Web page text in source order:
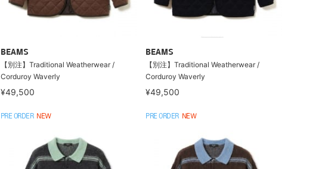
BEAMS
【別注】Traditional Weatherwear /
Corduroy Waverly
¥49,500
BEAMS
【別注】Traditional Weatherwear /
Corduroy Waverly
¥49,500
PRE ORDER NEW PRE ORDER NEW